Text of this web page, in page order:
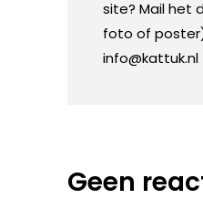
site? Mail het
foto of
info@kattuk.nl
Geen